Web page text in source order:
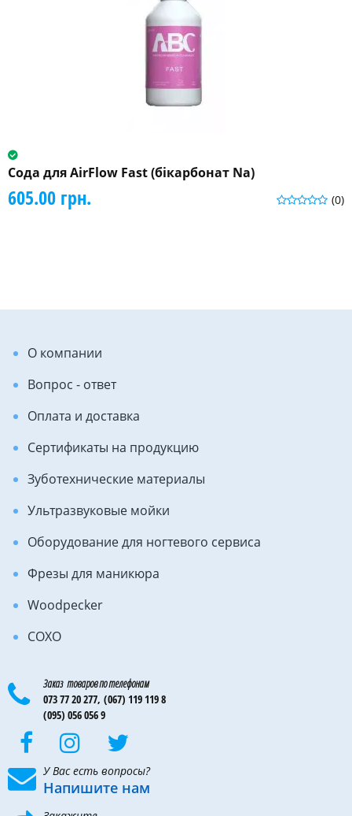
Сода для AirFlow Fast (бікарбонат Na)
(0)
605.00 грн.
О компании
Вопрос - ответ
Оплата и доставка
Сертификаты на продукцию
Зуботехнические материалы
Ультразвуковые мойки
Оборудование для ногтевого сервиса
Фрезы для маникюра
Woodpecker
COXO
Заказ товаров по телефонам
073 77 20 277, (067) 119 119 8
(095) 056 056 9
У Вас есть вопросы?
Напишите нам